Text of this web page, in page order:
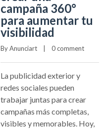
campaña 360°
para aumentar tu
visibilidad
By Anunciart 0 comment
La publicidad exterior y
redes sociales pueden
trabajar juntas para crear
campañas más completas,
visibles y memorables. Hoy,